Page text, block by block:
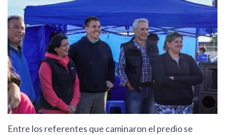
Entre los referentes que caminaron el predio se